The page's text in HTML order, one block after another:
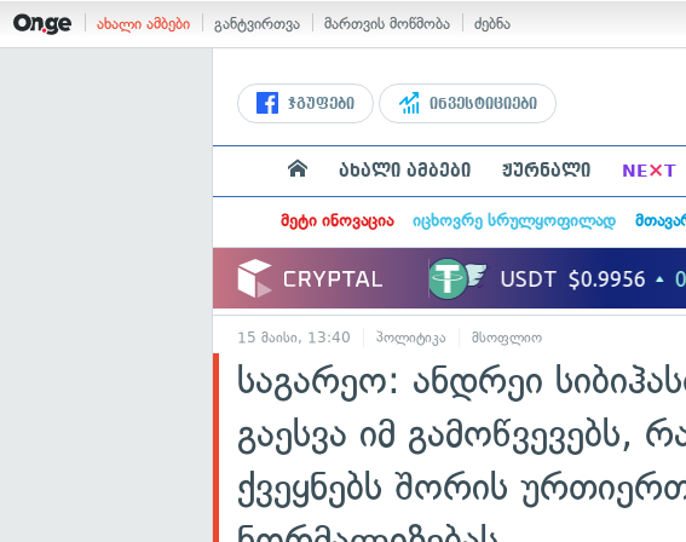
ახალი ამბები განტვირთვა მართვის მოწმობა ძებნა
ჯგუფები ინვესტიციები
ახალი ამბები ჟურნალი NE×T
მეტი ინოვაცია იცხოვრე სრულყოფილად
15 მაისი, 13:40 პოლიტიკა მსოფლიო
საგარეო: ანდრეი
გაესვა იმ გამოწვევებს,
ქვეყნებს შორის